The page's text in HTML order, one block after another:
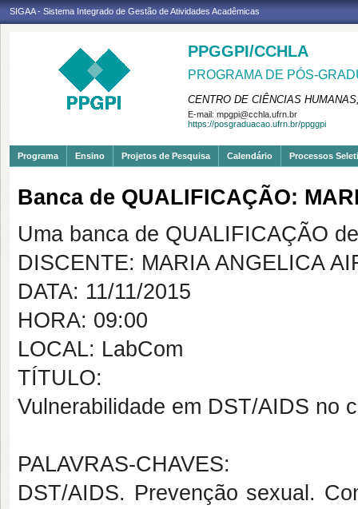
SIGAA - Sistema Integrado de Gestão de Atividades Acadêmicas
PPGGPI/CCHLA
PROGRAMA DE PÓS-
CENTRO DE CIÊNCIAS
E-mail: mpgpi@cchla.ufrn.br
https://posgraduacao.ufrn.br/ppggpi
Programa Ensino Projetos de Pesquisa Calendário Processos
Banca de QUALIFICAÇÃO:
Uma banca de QUALIFICAÇÃO
DISCENTE: MARIA ANGELICA
DATA: 11/11/2015
HORA: 09:00
LOCAL: LabCom
TÍTULO:
Vulnerabilidade em DST/AIDS no
PALAVRAS-CHAVES:
DST/AIDS. Prevenção sexual.